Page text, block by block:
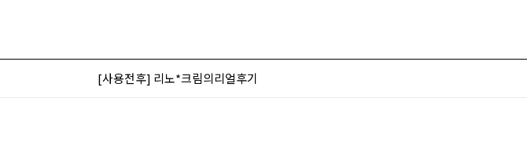
[사용전후] 리노*크림의리얼후기